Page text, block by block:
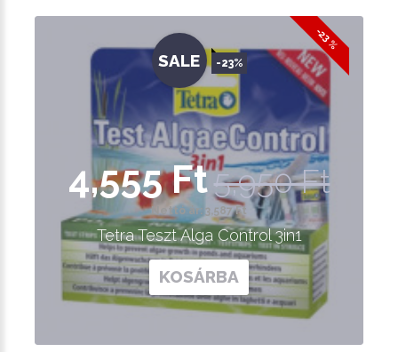
-23 %
SALE -23%
4,555 Ft5,950 Ft
Nettó ár: 3,587 Ft
Tetra Teszt Alga Control 3in1
KOSÁRBA